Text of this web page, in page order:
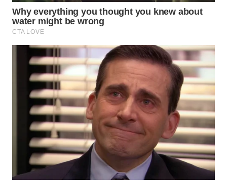
WN
TAPANULI
WN
SAMOSIR
WN
PADANG
LAWAS
WN
SUMEDANG